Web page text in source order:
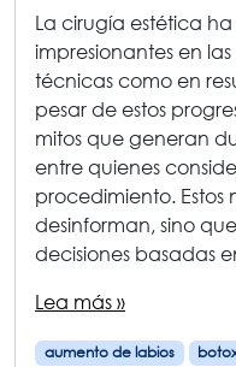
La cirugía estética
impresionantes en
técnicas como en
pesar de estos
mitos que generan
entre quienes
procedimiento. Estos
desinforman, sino
decisiones basadas
Lea más »
aumento de labios